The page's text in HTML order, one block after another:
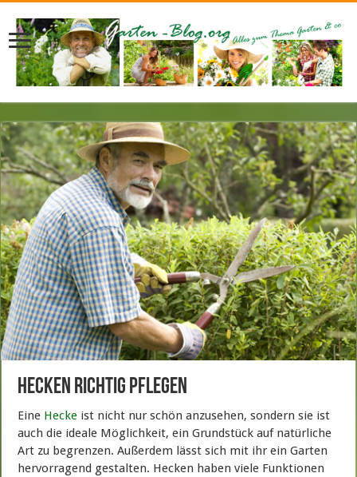
Hecken richtig pflegen
Eine Hecke ist nicht nur schön anzusehen, sondern sie ist
auch die ideale Möglichkeit, ein Grundstück auf natürliche
Art zu begrenzen. Außerdem lässt sich mit ihr ein Garten
hervorragend gestalten. Hecken haben viele Funktionen